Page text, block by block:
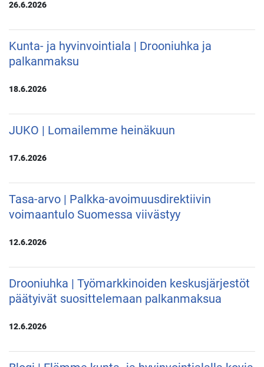
26.6.2026
Kunta- ja hyvinvointiala | Drooniuhka ja
palkanmaksu
18.6.2026
JUKO | Lomailemme heinäkuun
17.6.2026
Tasa-arvo | Palkka-avoimuusdirektiivin
voimaantulo Suomessa viivästyy
12.6.2026
Drooniuhka | Työmarkkinoiden keskusjärjestöt
päätyivät suosittelemaan palkanmaksua
12.6.2026